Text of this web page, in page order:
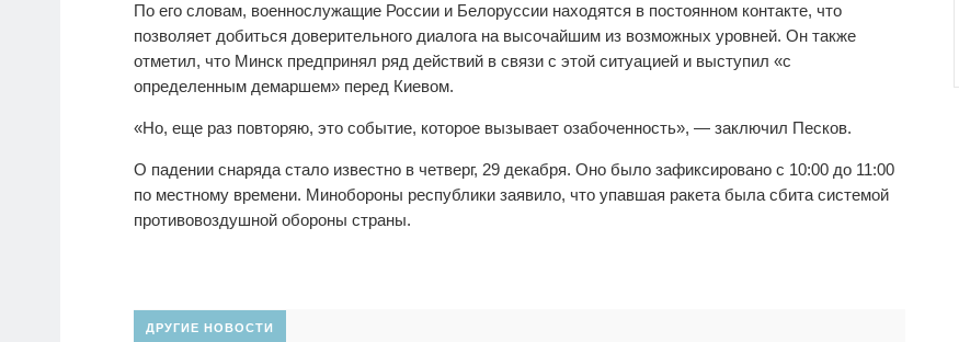
По его словам, военнослужащие России и Белоруссии находятся в постоянном контакте, что
позволяет добиться доверительного диалога на высочайшим из возможных уровней. Он также
отметил, что Минск предпринял ряд действий в связи с этой ситуацией и выступил «с
определенным демаршем» перед Киевом.
«Но, еще раз повторяю, это событие, которое вызывает озабоченность», — заключил Песков.
О падении снаряда стало известно в четверг, 29 декабря. Оно было зафиксировано с 10:00 до 11:00
по местному времени. Минобороны республики заявило, что упавшая ракета была сбита системой
противовоздушной обороны страны.
ДРУГИЕ НОВОСТИ